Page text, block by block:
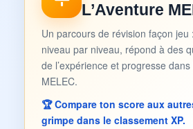
L’Aventure
Un parcours de révision façon jeu
niveau par niveau, répond à des
de l’expérience et progresse
MELEC.
🏆 Compare ton score aux
grimpe dans le classement XP.